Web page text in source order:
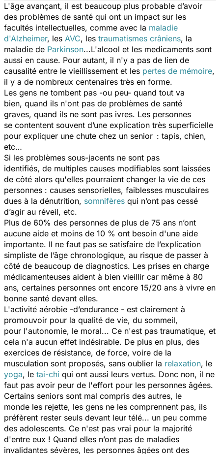
L'âge avançant, il est beaucoup plus probable d’avoir
des problèmes de santé qui ont un impact sur les
facultés intellectuelles, comme avec la maladie
d'Alzheimer, les AVC, les traumatismes crâniens, la
maladie de Parkinson...L'alcool et les medicaments sont
aussi en cause. Pour autant, il n'y a pas de lien de
causalité entre le vieillissement et les pertes de mémoire,
il y a de nombreux centenaires très en forme.
Les gens ne tombent pas -ou peu- quand tout va
bien, quand ils n'ont pas de problèmes de santé
graves, quand ils ne sont pas ivres. Les personnes
se contentent souvent d’une explication très superficielle
pour expliquer une chute chez un senior : tapis, chien,
etc…
Si les problèmes sous-jacents ne sont pas
identifiés, de multiples causes modifiables sont laissées
de côté alors qu'elles pourraient changer la vie de ces
personnes : causes sensorielles, faiblesses musculaires
dues à la dénutrition, somnifères qui n’ont pas cessé
d’agir au réveil, etc.
Plus de 60% des personnes de plus de 75 ans n’ont
aucune aide et moins de 10 % ont besoin d'une aide
importante. Il ne faut pas se satisfaire de l’explication
simpliste de l’âge chronologique, au risque de passer à
côté de beaucoup de diagnostics. Les prises en charge
médicamenteuses aident à bien vieillir car même à 80
ans, certaines personnes ont encore 15/20 ans à vivre en
bonne santé devant elles.
L'activité aérobie -d’endurance - est clairement à
promouvoir pour la qualité de vie, du sommeil,
pour l'autonomie, le moral... Ce n'est pas traumatique, et
cela n'a aucun effet indésirable. De plus en plus, des
exercices de résistance, de force, voire de la
musculation sont proposés, sans oublier la relaxation, le
yoga, le tai-chi qui ont aussi leurs vertus. Donc non, il ne
faut pas avoir peur de l'effort pour les personnes âgées.
Certains seniors sont mal compris des autres, le
monde les rejette, les gens ne les comprennent pas, ils
préfèrent rester seuls devant leur télé... un peu comme
des adolescents. Ce n'est pas vrai pour la majorité
d'entre eux ! Quand elles n’ont pas de maladies
invalidantes sévères, les personnes âgées ont des